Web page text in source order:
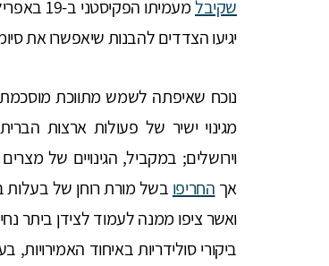
שקיבל
מעמיתו
יגיעו הצדדים להבנות שיאפשרו את
נוכח שאיפתה לשמש מתווכת
מגינוי ישיר של פעולות ארצות
וירושלים; במקביל, הגינויים של
אך החריפו בשל מורת רוחן של בעלות
ואשר ציפו ממנה לעמוד לצידן ביתר
ביקורי סולידריות באיחוד